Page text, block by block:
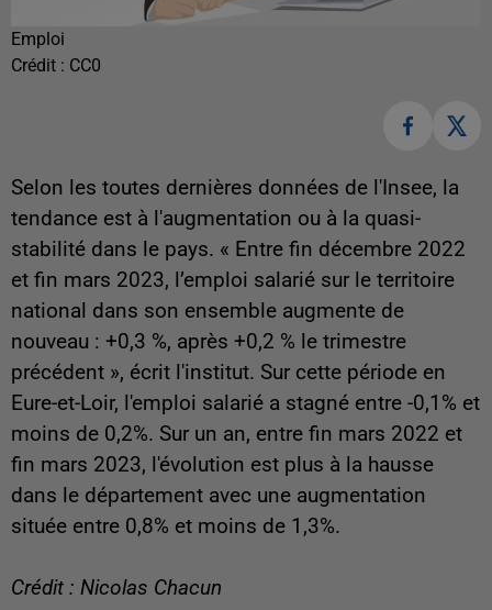
Emploi
Crédit : CC0
Selon les toutes dernières données de l'Insee, la
tendance est à l'augmentation ou à la quasi-
stabilité dans le pays. « Entre fin décembre 2022
et fin mars 2023, l’emploi salarié sur le territoire
national dans son ensemble augmente de
nouveau : +0,3 %, après +0,2 % le trimestre
précédent », écrit l'institut. Sur cette période en
Eure-et-Loir, l'emploi salarié a stagné entre -0,1% et
moins de 0,2%. Sur un an, entre fin mars 2022 et
fin mars 2023, l'évolution est plus à la hausse
dans le département avec une augmentation
située entre 0,8% et moins de 1,3%.
Crédit : Nicolas Chacun